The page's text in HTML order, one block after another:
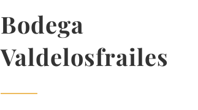
Bodega
Valdelosfrailes